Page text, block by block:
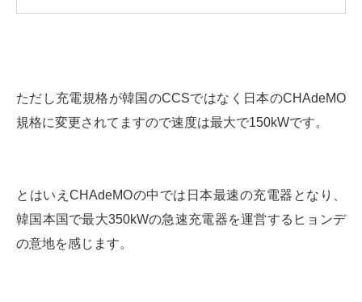
ただし充電規格が韓国のCCSではなく日本のCHAdeMO
規格に変更されてますので速度は最大で150kWです。
とはいえCHAdeMOの中では日本最速の充電器となり、
韓国本国で最大350kWの急速充電器を運営するヒョンデ
の意地を感じます。